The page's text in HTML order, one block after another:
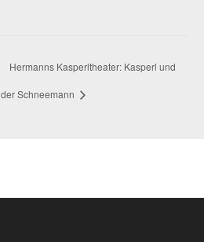
Hermanns Kasperltheater: Kasperl und
der Schneemann